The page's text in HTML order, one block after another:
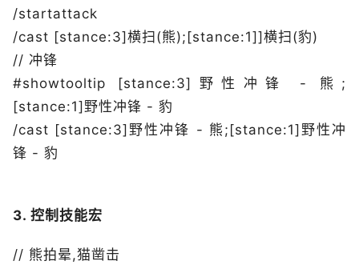
/startattack
/cast [stance:3]横扫(熊);[stance:1]]横扫(豹)
// 冲锋
#showtooltip [stance:3]野性冲锋 - 熊;
[stance:1]野性冲锋 - 豹
/cast [stance:3]野性冲锋 - 熊;[stance:1]野性冲
锋 - 豹
3. 控制技能宏
// 熊拍晕,猫凿击